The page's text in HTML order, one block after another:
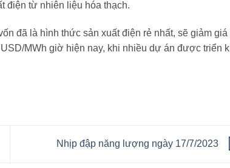
điện từ nhiên liệu hóa thạch.
đã là hình thức sản xuất điện rẻ nhất, sẽ giảm giá
MWh giờ hiện nay, khi nhiều dự án được triển
Nhịp đập năng lượng ngày 17/7/2023